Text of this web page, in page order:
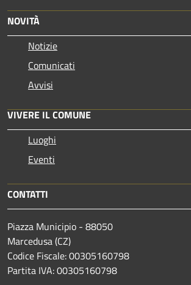
NOVITÀ
Notizie
Comunicati
Avvisi
VIVERE IL COMUNE
Luoghi
Eventi
CONTATTI
Piazza Municipio - 88050
Marcedusa (CZ)
Codice Fiscale: 00305160798
Partita IVA: 00305160798